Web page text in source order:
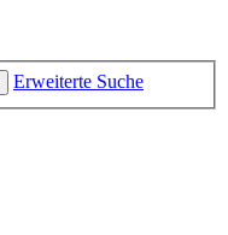
Erweiterte Suche